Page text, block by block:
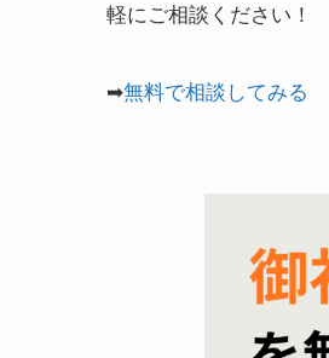
軽にご相談ください！
➡無料で相談してみる